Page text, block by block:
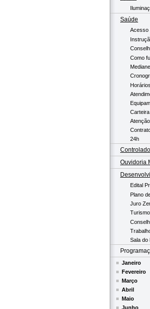
Saúde
Acesso
Como
24h
Ouvidoria
Edital
Plano
Juro
Turismo
Sala do
Janeiro
Fevereiro
Março
Abril
Maio
Junho